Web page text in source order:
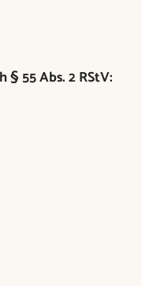
55 Abs. 2 RStV: